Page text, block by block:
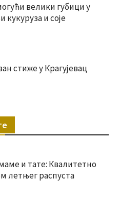
велики губици у
и соје
стиже у Крагујевац
и тате: Квалитетно
летњег распуста